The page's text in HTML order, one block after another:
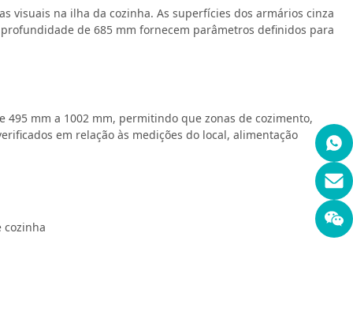
visuais na ilha da cozinha. As superfícies dos armários cinza
de 685 mm fornecem parâmetros definidos para
mm a 1002 mm, permitindo que zonas de cozimento,
em relação às medições do local, alimentação
cozinha